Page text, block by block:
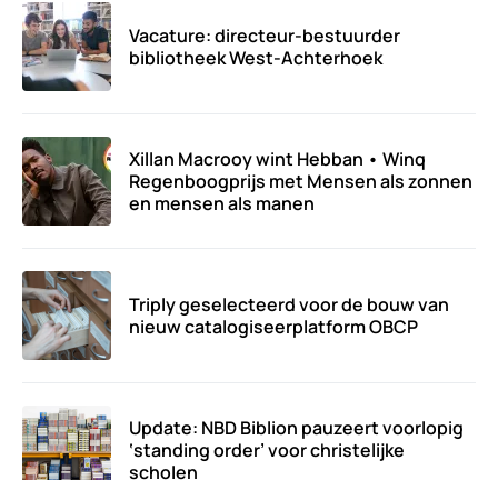
Vacature: directeur-bestuurder
bibliotheek West-Achterhoek
Xillan Macrooy wint Hebban • Winq
Regenboogprijs met Mensen als zonnen
en mensen als manen
Triply geselecteerd voor de bouw van
nieuw catalogiseerplatform OBCP
Update: NBD Biblion pauzeert voorlopig
‘standing order’ voor christelijke
scholen